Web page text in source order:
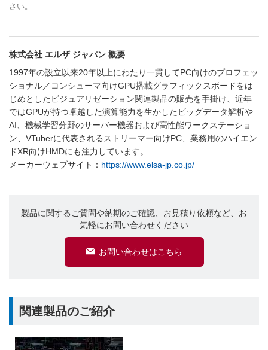
さい。
株式会社 エルザ ジャパン 概要
1997年の設立以来20年以上にわたり一貫してPC向けのプロフェッ
ショナル／コンシューマ向けGPU搭載グラフィックスボードをは
じめとしたビジュアリゼーション関連製品の販売を手掛け、近年
ではGPUが持つ卓越した演算能力を生かしたビッグデータ解析や
AI、機械学習分野のサーバー機器および高性能ワークステーショ
ン、VTuberに代表されるストリーマー向けPC、業務用のハイエン
ドXR向けHMDにも注力しています。
メーカーウェブサイト： https://www.elsa-jp.co.jp/
製品に関するご質問や納期のご確認、お見積り依頼など、お
気軽にお問い合わせください
お問い合わせはこちら
関連製品のご紹介